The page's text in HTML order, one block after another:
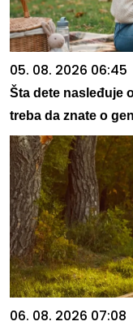
05. 08. 2026 06:45
Šta dete nasleđuje
treba da znate o
06. 08. 2026 07:08